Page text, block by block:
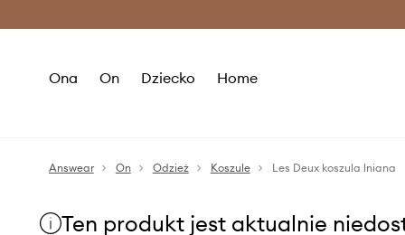
Ona On Dziecko Home
Answear On Odzież Koszule Les Deux koszula lniana
Ten produkt jest aktualnie